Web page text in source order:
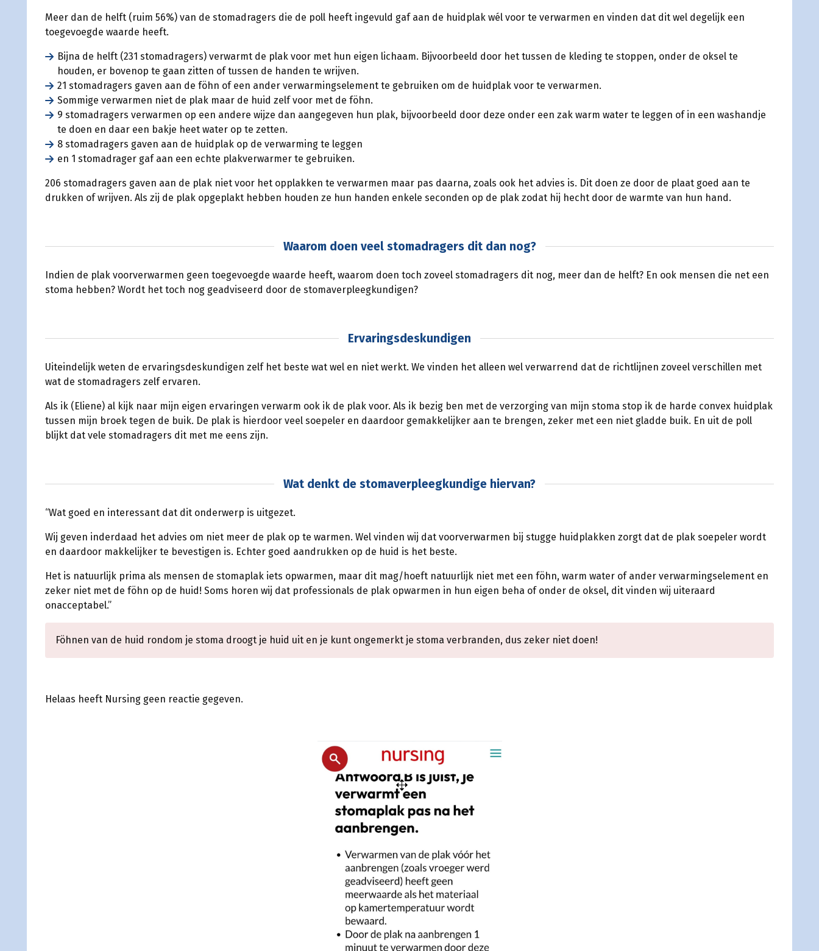
Meer dan de helft (ruim 56%) van de stomadragers die de poll heeft ingevuld gaf aan de huidplak wél voor te verwarmen en vinden dat dit wel degelijk een
toegevoegde waarde heeft.
Bijna de helft (231 stomadragers) verwarmt de plak voor met hun eigen lichaam. Bijvoorbeeld door het tussen de kleding te stoppen, onder de oksel te
houden, er bovenop te gaan zitten of tussen de handen te wrijven.
21 stomadragers gaven aan de föhn of een ander verwarmingselement te gebruiken om de huidplak voor te verwarmen.
Sommige verwarmen niet de plak maar de huid zelf voor met de föhn.
9 stomadragers verwarmen op een andere wijze dan aangegeven hun plak, bijvoorbeeld door deze onder een zak warm water te leggen of in een washandje
te doen en daar een bakje heet water op te zetten.
8 stomadragers gaven aan de huidplak op de verwarming te leggen
en 1 stomadrager gaf aan een echte plakverwarmer te gebruiken.
206 stomadragers gaven aan de plak niet voor het opplakken te verwarmen maar pas daarna, zoals ook het advies is. Dit doen ze door de plaat goed aan te
drukken of wrijven. Als zij de plak opgeplakt hebben houden ze hun handen enkele seconden op de plak zodat hij hecht door de warmte van hun hand.
Waarom doen veel stomadragers dit dan nog?
Indien de plak voorverwarmen geen toegevoegde waarde heeft, waarom doen toch zoveel stomadragers dit nog, meer dan de helft? En ook mensen die net een
stoma hebben? Wordt het toch nog geadviseerd door de stomaverpleegkundigen?
Ervaringsdeskundigen
Uiteindelijk weten de ervaringsdeskundigen zelf het beste wat wel en niet werkt. We vinden het alleen wel verwarrend dat de richtlijnen zoveel verschillen met
wat de stomadragers zelf ervaren.
Als ik (Eliene) al kijk naar mijn eigen ervaringen verwarm ook ik de plak voor. Als ik bezig ben met de verzorging van mijn stoma stop ik de harde convex huidplak
tussen mijn broek tegen de buik. De plak is hierdoor veel soepeler en daardoor gemakkelijker aan te brengen, zeker met een niet gladde buik. En uit de poll
blijkt dat vele stomadragers dit met me eens zijn.
Wat denkt de stomaverpleegkundige hiervan?
“Wat goed en interessant dat dit onderwerp is uitgezet.
Wij geven inderdaad het advies om niet meer de plak op te warmen. Wel vinden wij dat voorverwarmen bij stugge huidplakken zorgt dat de plak soepeler wordt
en daardoor makkelijker te bevestigen is. Echter goed aandrukken op de huid is het beste.
Het is natuurlijk prima als mensen de stomaplak iets opwarmen, maar dit mag/hoeft natuurlijk niet met een föhn, warm water of ander verwarmingselement en
zeker niet met de föhn op de huid! Soms horen wij dat professionals de plak opwarmen in hun eigen beha of onder de oksel, dit vinden wij uiteraard
onacceptabel.”
Föhnen van de huid rondom je stoma droogt je huid uit en je kunt ongemerkt je stoma verbranden, dus zeker niet doen!
Helaas heeft Nursing geen reactie gegeven.